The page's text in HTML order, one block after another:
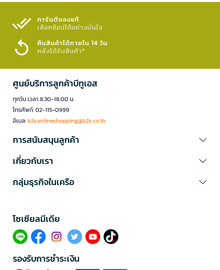
การันตีของแท้
เลือกช้อปได้อย่างมั่นใจ​
คืนสินค้าได้ภายใน 14 วัน
หลังได้รับสินค้า*
ศูนย์บริการลูกค้าบีทูเอส
ทุกวัน เวลา 8.30-18.00 น.
โทรศัพท์: 02-115-0999
อีเมล:b2sonlineshopping@b2s.co.th
การสนับสนุนลูกค้า
เกี่ยวกับเรา
กลุ่มธุรกิจในเครือ
โซเซียลมีเดีย​
รองรับการชำระเงิน